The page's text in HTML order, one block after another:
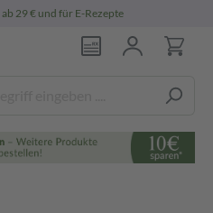
ab 29 € und für E-Rezepte